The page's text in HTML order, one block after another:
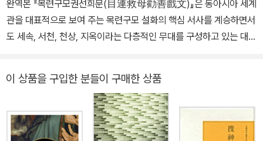
經)』, 「목련구모잡극(目連救母雜劇)」 등의 여러 텍스트가 지어졌
고, 원명(元明) 시대에는 많은 보권(寶卷) 작품들이 쏟아져 나와 더
욱 다양하게 확장되고 변이되면서 중요한 문화 현상을 형성하였다.
을 집대성하고 당시의 새로운 사상적 조류를 반영해 새로운 차원을
개척했다고 평가받는 고전이다.
완역본 『목련구모권선희문(目連救母勸善戲文)』은 동아시아 세계
관을 대표적으로 보여 주는 목련구모 설화의 핵심 서사를 계승하면서
도 세속, 서천, 천상, 지옥이라는 다층적인 무대를 구성하고 있는 대작
화는 여러 판본이 존재한다. 『불설우란분경(佛說盂蘭盆經)』에서
짧게 목련구모 설화가 묘사된 이후 당송(唐宋) 시대에 크게 보강되
어 「대목건련명간구모변문(大目犍連冥間救母變文)」, 『불설대목
련경(佛說大目連經)』, 「목련구모잡극(目連救母雜劇)」 등을 비
이 상품을 구입한 분들이 구매한 상품